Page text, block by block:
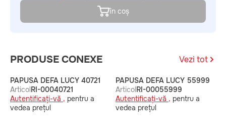
în coș
PRODUSE CONEXE Vezi tot
PAPUSA DEFA LUCY 40721
ArticolRI-00040721
Autentificați-vă , pentru a
vedea prețul
PAPUSA DEFA LUCY 55999
ArticolRI-00055999
Autentificați-vă , pentru a
vedea prețul